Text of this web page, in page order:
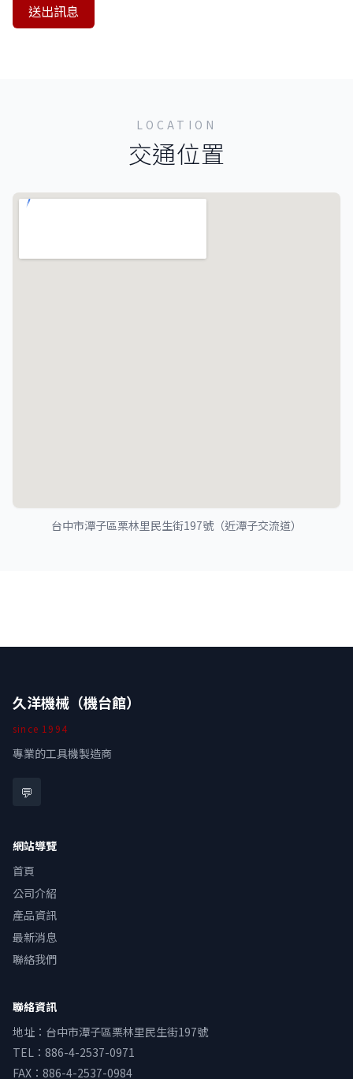
送出訊息
LOCATION
交通位置
台中市潭子區栗林里民生街197號（近潭子交流道）
久洋機械（機台館）
since 1994
專業的工具機製造商
💬
網站導覽
首頁
公司介紹
產品資訊
最新消息
聯絡我們
聯絡資訊
地址 ： 台中市潭子區栗林里民生街197號
TEL： 886-4-2537-0971
FAX： 886-4-2537-0984